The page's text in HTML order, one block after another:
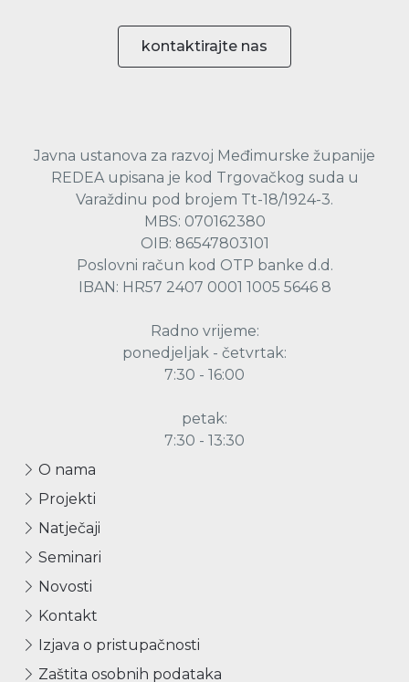
kontaktirajte nas
Javna ustanova za razvoj Međimurske županije
REDEA upisana je kod Trgovačkog suda u
Varaždinu pod brojem Tt-18/1924-3.
MBS: 070162380
OIB: 86547803101
Poslovni račun kod OTP banke d.d.
IBAN: HR57 2407 0001 1005 5646 8
Radno vrijeme:
ponedjeljak - četvrtak:
7:30 - 16:00
petak:
7:30 - 13:30
O nama
Projekti
Natječaji
Seminari
Novosti
Kontakt
Izjava o pristupačnosti
Zaštita osobnih podataka